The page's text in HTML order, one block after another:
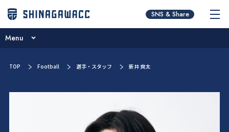
チームコンセプト
ブログ
ニュース
試合日程･結果
選手／スタッフ紹介
SNS & Share
Menu
TOP Football 選手・スタッフ 新井 爽太